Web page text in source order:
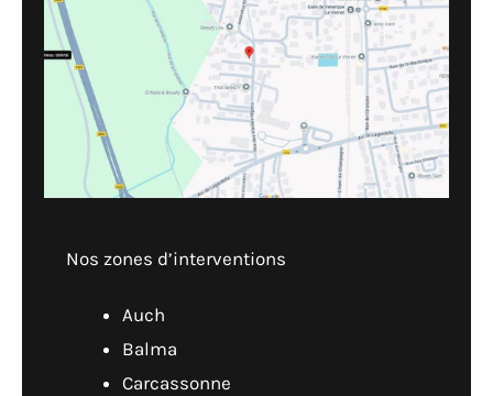
Nos zones d’interventions
Auch
Balma
Carcassonne